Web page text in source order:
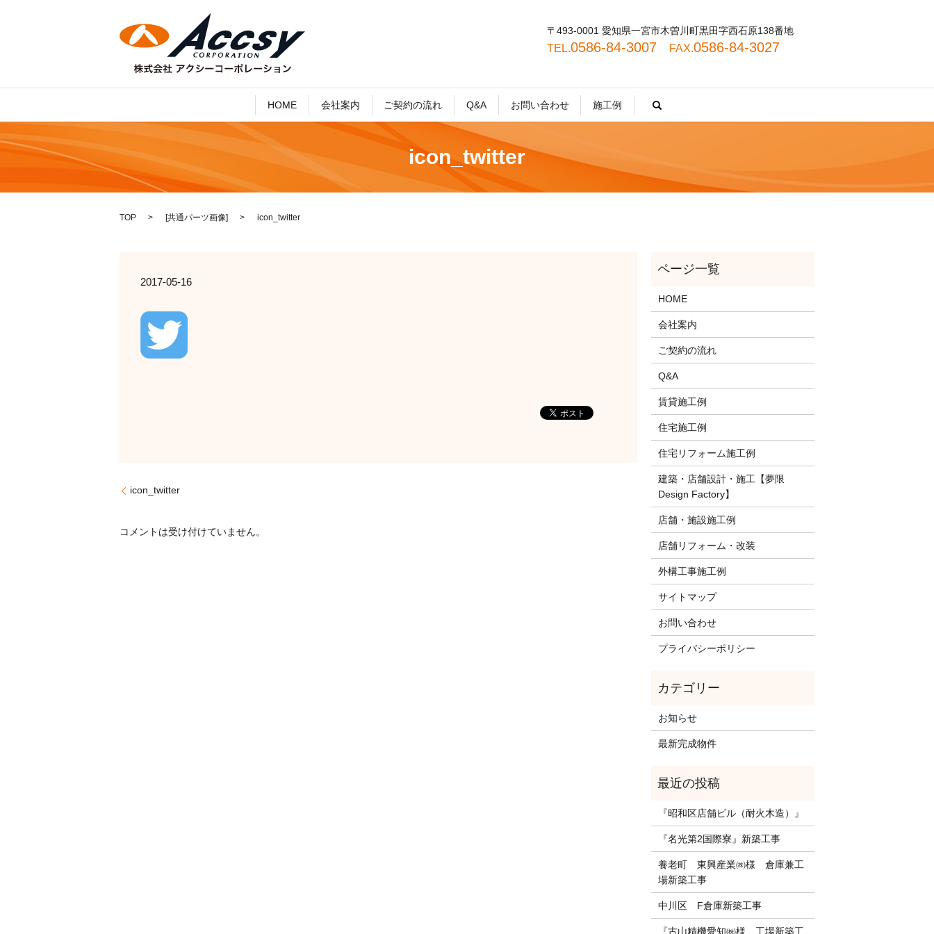
〒493-0001 愛知県一宮市木曽川町黒田字西石原138番地
TEL.0586-84-3007 FAX.0586-84-3027
HOME 会社案内 ご契約の流れ Q&A お問い合わせ 施工例
icon_twitter
TOP [共通パーツ画像] icon_twitter
2017-05-16
icon_twitter
コメントは受け付けていません。
HOME
会社案内
ご契約の流れ
Q&A
賃貸施工例
住宅施工例
住宅リフォーム施工例
建築・店舗設計・施工【夢限
Design Factory】
店舗・施設施工例
店舗リフォーム・改装
外構工事施工例
サイトマップ
お問い合わせ
プライバシーポリシー
お知らせ
最新完成物件
『昭和区店舗ビル（耐火木造）』
『名光第2国際寮』新築工事
養老町 東興産業㈱様 倉庫兼工
場新築工事
中川区 F倉庫新築工事
『古山精機愛知㈱様 工場新築工